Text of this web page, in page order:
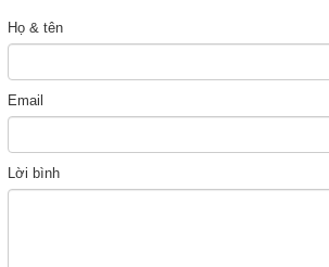
Họ & tên
Email
Lời bình